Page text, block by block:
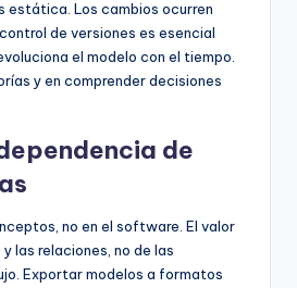
estática. Los cambios ocurren
de versiones es esencial
el modelo con el tiempo.
y en comprender decisiones
de
no en el software. El valor
las relaciones, no de las
Exportar modelos a formatos